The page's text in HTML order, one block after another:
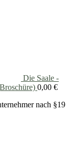
Die Saale -
0,00 €
nach §19